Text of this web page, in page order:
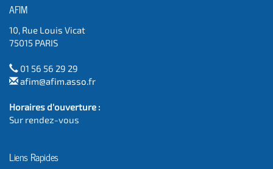
AFIM
10, Rue Louis Vicat
75015 PARIS
01 56 56 29 29
afim@afim.asso.fr
Horaires d'ouverture :
Sur rendez-vous
Liens Rapides